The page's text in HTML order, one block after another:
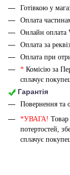
Готівкою у
Оплата
Онлайн оплата
Оплата за
Оплата при
* Комісію за
сплачує
Гарантія
Повернення та
*УВАГА! Товар
потертостей,
сплачує